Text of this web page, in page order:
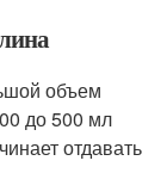
объем
до 500 мл
отдавать